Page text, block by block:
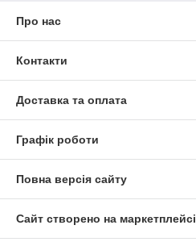
Про нас
Контакти
Доставка та оплата
Графік роботи
Повна версія сайту
Сайт створено на маркетплейсі